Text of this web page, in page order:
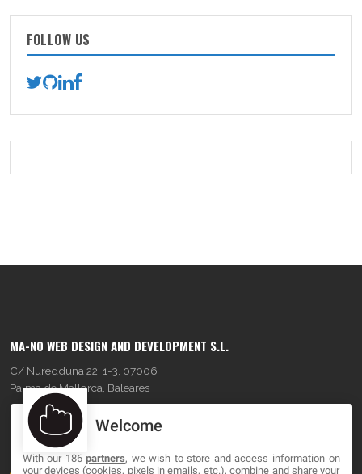
FOLLOW US
MA-NO WEB DESIGN AND DEVELOPMENT S.L.
C/ Nuredduna 22, 1-3, 07006
Palma de Mallorca, Baleares
OUR COMPANY
About
Welcome
With our 186partners, we wish to store and access information on
your devices (cookies, pixels in emails, etc.), combine and share your